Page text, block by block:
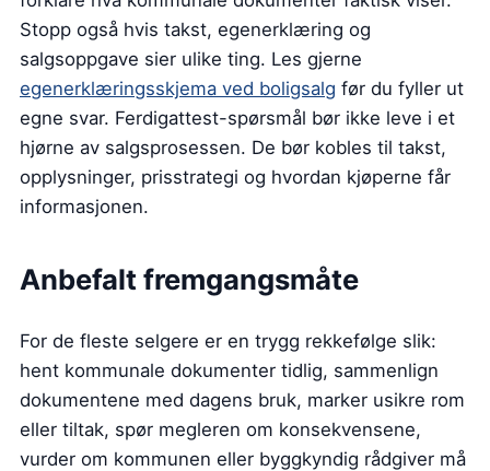
Stopp også hvis takst, egenerklæring og
salgsoppgave sier ulike ting. Les gjerne
egenerklæringsskjema ved boligsalg før du fyller ut
egne svar. Ferdigattest-spørsmål bør ikke leve i et
hjørne av salgsprosessen. De bør kobles til takst,
opplysninger, prisstrategi og hvordan kjøperne får
informasjonen.
Anbefalt fremgangsmåte
For de fleste selgere er en trygg rekkefølge slik:
hent kommunale dokumenter tidlig, sammenlign
dokumentene med dagens bruk, marker usikre rom
eller tiltak, spør megleren om konsekvensene,
vurder om kommunen eller byggkyndig rådgiver må